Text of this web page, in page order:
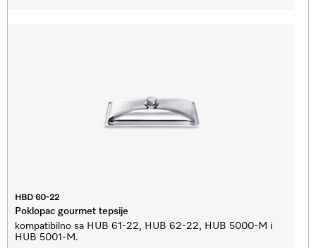
HBD 60-22
Poklopac gourmet tepsije
kompatibilno sa HUB 61-22, HUB 62-22, HUB 5000-M i
HUB 5001-M.